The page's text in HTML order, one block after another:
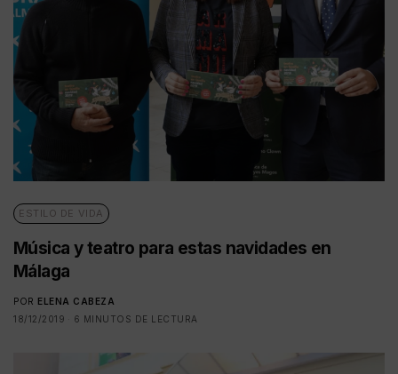
ESTILO DE VIDA
Música y teatro para estas navidades en
Málaga
POR ELENA CABEZA
18/12/2019
6 MINUTOS DE LECTURA